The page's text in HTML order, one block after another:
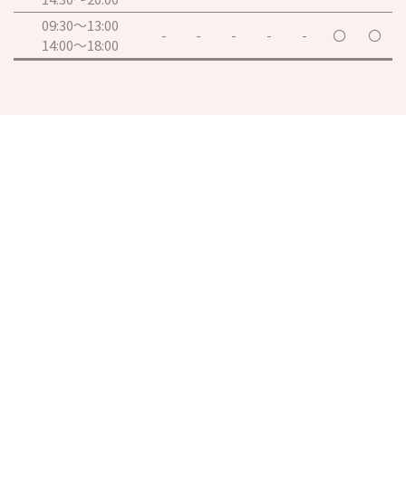
09:30～13:00
14:00～18:00
- - - - - 〇 〇